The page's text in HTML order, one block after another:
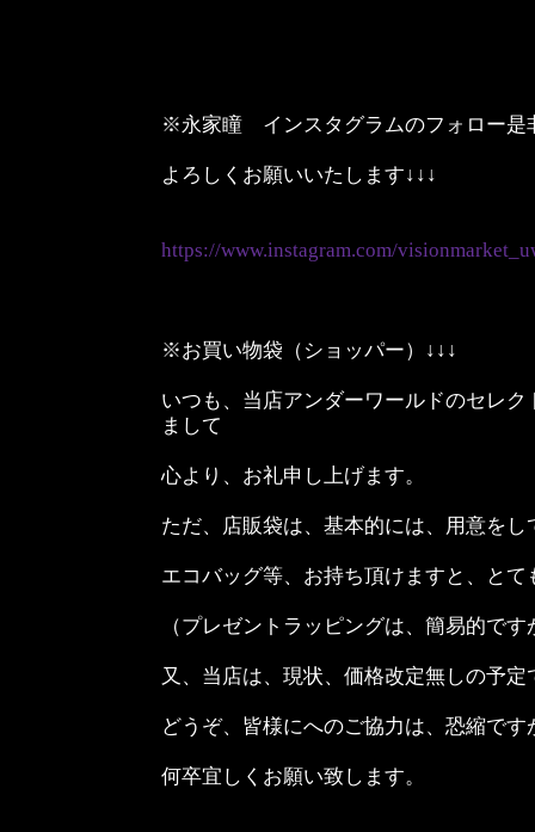
※永家瞳 インスタグラムのフォロー是
よろしくお願いいたします↓↓↓
https://www.instagram.com/
※お買い物袋（ショッパー）↓↓↓
いつも、当店アンダーワールドのセレ
まして
心より、お礼申し上げます。
ただ、店販袋は、基本的には、用意をし
エコバッグ等、お持ち頂けますと、とて
（プレゼントラッピングは、簡易的で
又、当店は、現状、価格改定無しの予定
どうぞ、皆様にへのご協力は、恐縮です
何卒宜しくお願い致します。